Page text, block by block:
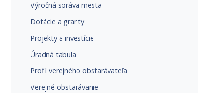
Výročná správa mesta
Dotácie a granty
Projekty a investície
Úradná tabula
Profil verejného obstarávateľa
Verejné obstarávanie